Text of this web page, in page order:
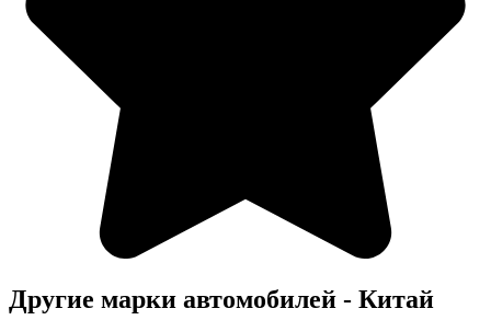
Другие марки автомобилей - Китай